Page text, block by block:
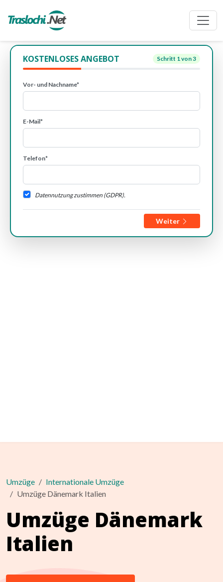
KOSTENLOSES ANGEBOT Schritt 1von 3
Vor- und Nachname*
E-Mail*
Telefon*
Datennutzung zustimmen (GDPR).
Weiter
Umzüge
Internationale Umzüge
Umzüge Dänemark Italien
Umzüge Dänemark
Italien